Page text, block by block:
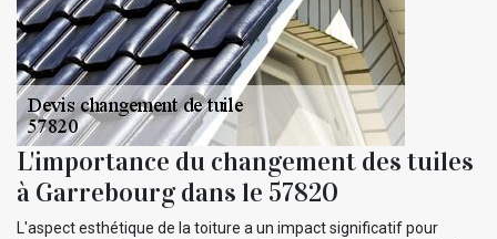
L'importance du changement des tuiles
à Garrebourg dans le 57820
L'aspect esthétique de la toiture a un impact significatif pour